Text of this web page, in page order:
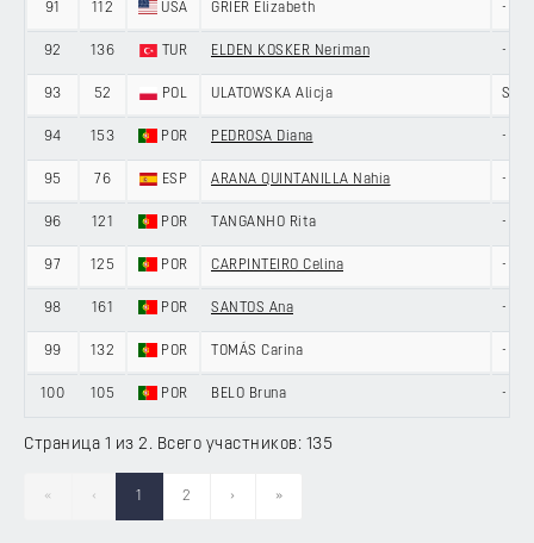
91 112 USA GRIER Elizabeth -
92 136 TUR ELDEN KOSKER Neriman -
93 52 POL ULATOWSKA Alicja
94 153 POR PEDROSA Diana -
95 76 ESP ARANA QUINTANILLA Nahia -
96 121 POR TANGANHO Rita -
97 125 POR CARPINTEIRO Celina -
98 161 POR SANTOS Ana -
99 132 POR TOMÁS Carina -
100 105 POR BELO Bruna -
Страница 1 из 2. Всего участников: 135
« ‹ 1 2 › »